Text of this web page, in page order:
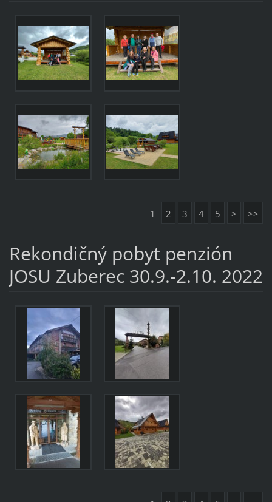
1 2 3 4 5 > >>
Rekondičný pobyt penzión
JOSU Zuberec 30.9.-2.10. 2022